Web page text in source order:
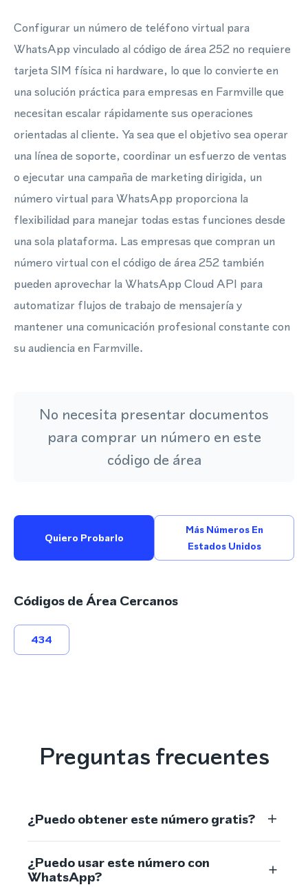
Configurar un número de teléfono virtual para
WhatsApp vinculado al código de área 252 no requiere
tarjeta SIM física ni hardware, lo que lo convierte en
una solución práctica para empresas en Farmville que
necesitan escalar rápidamente sus operaciones
orientadas al cliente. Ya sea que el objetivo sea operar
una línea de soporte, coordinar un esfuerzo de ventas
o ejecutar una campaña de marketing dirigida, un
número virtual para WhatsApp proporciona la
flexibilidad para manejar todas estas funciones desde
una sola plataforma. Las empresas que compran un
número virtual con el código de área 252 también
pueden aprovechar la WhatsApp Cloud API para
automatizar flujos de trabajo de mensajería y
mantener una comunicación profesional constante con
su audiencia en Farmville.
No necesita presentar documentos
para comprar un número en este
código de área
Quiero Probarlo
Más Números En
Estados Unidos
Códigos de Área Cercanos
434
Preguntas frecuentes
¿Puedo obtener este número gratis?
¿Puedo usar este número con
WhatsApp?